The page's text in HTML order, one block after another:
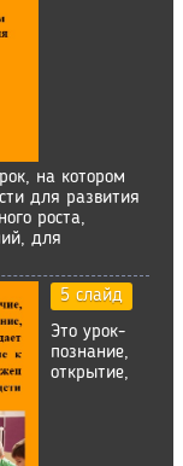
на котором
для развития
роста,
для
5 слайд
Это урок-
познание,
открытие,